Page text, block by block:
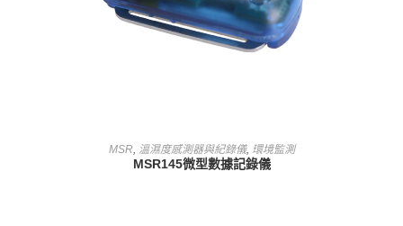
查看內容
MSR, 溫濕度感測器與紀錄儀, 環境監測
MSR145微型數據記錄儀